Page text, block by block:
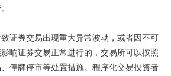
证券交易出现重大异常波动，或者因不可
响证券交易正常进行的，交易所可以按照
停牌停市等处置措施。程序化交易投资者